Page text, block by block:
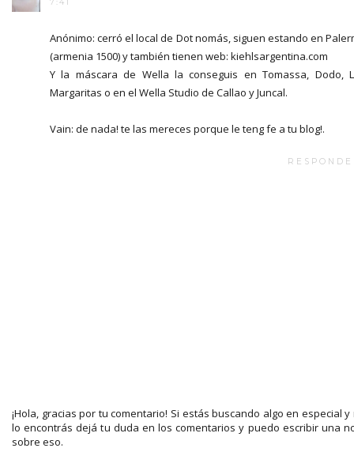
7:41
Anónimo: cerró el local de Dot nomás, siguen estando en
(armenia 1500) y también tienen web: kiehlsargentina.com
Y la máscara de Wella la conseguis en Tomassa, Dodo,
Margaritas o en el Wella Studio de Callao y Juncal.
Vain: de nada! te las mereces porque le teng fe a tu blog!.
¡Hola, gracias por tu comentario! Si estás buscando algo en especial y
lo encontrás dejá tu duda en los comentarios y puedo escribir una
sobre eso.